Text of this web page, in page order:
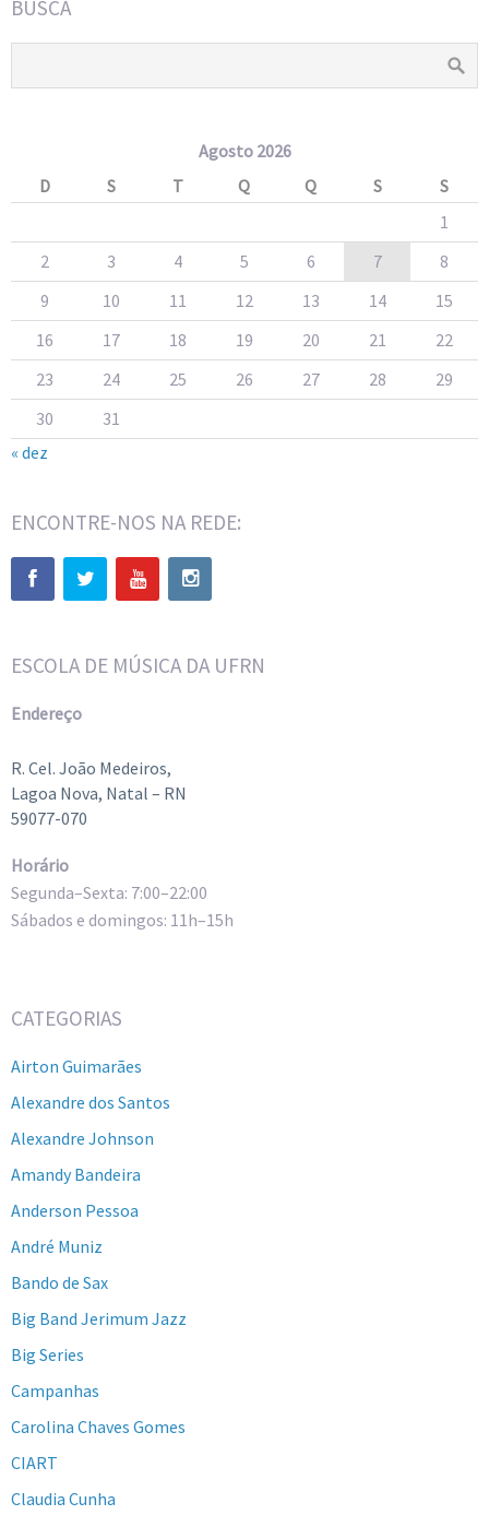
BUSCA
Agosto 2026
D
S T Q Q S
S
1
2
3 4 5 6 7
8
9
10 11 12 13 14
15
16
17 18 19 20 21
22
23
24 25 26 27 28
29
30
31
« dez
ENCONTRE-NOS NA REDE:
ESCOLA DE MÚSICA DA UFRN
Endereço
R. Cel. João Medeiros,
Lagoa Nova, Natal – RN
59077-070
Horário
Segunda–Sexta: 7:00–22:00
Sábados e domingos: 11h–15h
CATEGORIAS
Airton Guimarães
Alexandre dos Santos
Alexandre Johnson
Amandy Bandeira
Anderson Pessoa
André Muniz
Bando de Sax
Big Band Jerimum Jazz
Big Series
Campanhas
Carolina Chaves Gomes
CIART
Claudia Cunha